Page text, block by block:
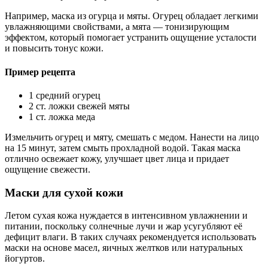
Например, маска из огурца и мяты. Огурец обладает легкими
увлажняющими свойствами, а мята — тонизирующим
эффектом, который помогает устранить ощущение усталости
и повысить тонус кожи.
Пример рецепта
1 средний огурец
2 ст. ложки свежей мяты
1 ст. ложка меда
Измельчить огурец и мяту, смешать с медом. Нанести на лицо
на 15 минут, затем смыть прохладной водой. Такая маска
отлично освежает кожу, улучшает цвет лица и придает
ощущение свежести.
Маски для сухой кожи
Летом сухая кожа нуждается в интенсивном увлажнении и
питании, поскольку солнечные лучи и жар усугубляют её
дефицит влаги. В таких случаях рекомендуется использовать
маски на основе масел, яичных желтков или натуральных
йогуртов.